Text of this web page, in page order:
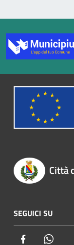
Città
SEGUICI SU
Facebook